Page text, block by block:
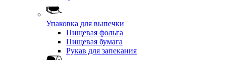
Упаковка для выпечки
Пищевая фольга
Пищевая бумага
Рукав для запекания